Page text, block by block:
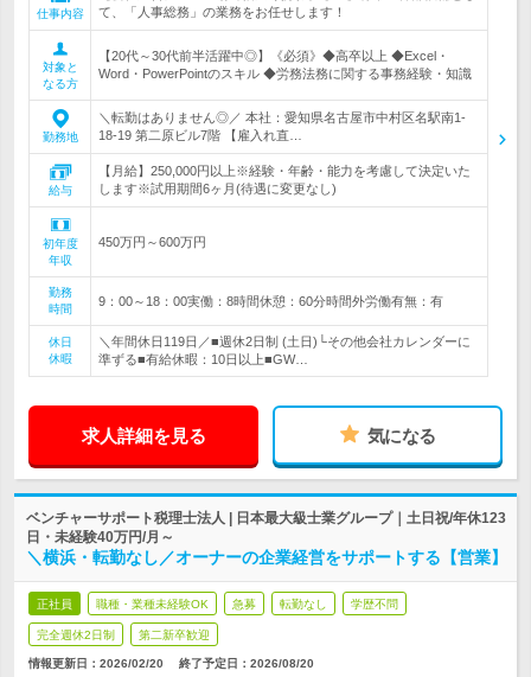
仕事内容
て、「人事総務」の業務をお任せします！
対象と
なる方
【20代～30代前半活躍中◎】《必須》◆高卒以上 ◆Excel・
Word・PowerPointのスキル ◆労務法務に関する事務経験・知識
勤務地
＼転勤はありません◎／ 本社：愛知県名古屋市中村区名駅南1-
18-19 第二原ビル7階 【雇入れ直…
給与
【月給】250,000円以上※経験・年齢・能力を考慮して決定いた
します※試用期間6ヶ月(待遇に変更なし)
初年度
年収
450万円～600万円
勤務
時間
9：00～18：00実働：8時間休憩：60分時間外労働有無：有
休日
休暇
＼年間休日119日／■週休2日制 (土日)└その他会社カレンダーに
準ずる■有給休暇：10日以上■GW…
求人詳細を見る 気になる
ベンチャーサポート税理士法人 | 日本最大級士業グループ｜土日祝/年休123
日・未経験40万円/月～
＼横浜・転勤なし／オーナーの企業経営をサポートする【営業】
正社員 職種・業種未経験OK 急募 転勤なし 学歴不問
完全週休2日制 第二新卒歓迎
情報更新日：2026/02/20 終了予定日： 2026/08/20